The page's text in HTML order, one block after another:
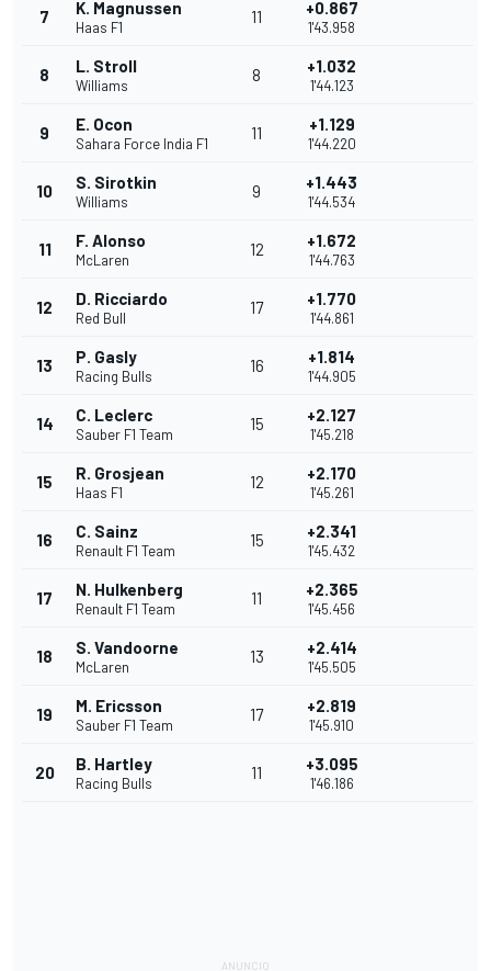
7 K. Magnussen
Haas F1
11 +0.867
1'43.958
8 L. Stroll
Williams
8 +1.032
1'44.123
9 E. Ocon
Sahara Force India F1
11 +1.129
1'44.220
10 S. Sirotkin
Williams
9 +1.443
1'44.534
11 F. Alonso
McLaren
12 +1.672
1'44.763
12 D. Ricciardo
Red Bull
17 +1.770
1'44.861
13 P. Gasly
Racing Bulls
16 +1.814
1'44.905
14 C. Leclerc
Sauber F1 Team
15 +2.127
1'45.218
15 R. Grosjean
Haas F1
12 +2.170
1'45.261
16 C. Sainz
Renault F1 Team
15 +2.341
1'45.432
17 N. Hulkenberg
Renault F1 Team
11 +2.365
1'45.456
18 S. Vandoorne
McLaren
13 +2.414
1'45.505
19 M. Ericsson
Sauber F1 Team
17 +2.819
1'45.910
20 B. Hartley
Racing Bulls
11 +3.095
1'46.186